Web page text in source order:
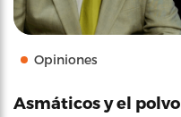
Opiniones
Asmáticos y el